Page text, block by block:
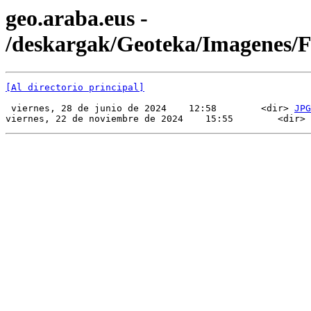
geo.araba.eus -
/deskargak/Geoteka/Imagenes/
[Al directorio principal]
viernes, 28 de junio de 2024    12:58        <dir> JPG
viernes, 22 de noviembre de 2024    15:55        <dir>